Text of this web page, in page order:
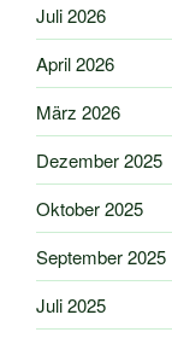
Juli 2026
April 2026
März 2026
Dezember 2025
Oktober 2025
September 2025
Juli 2025